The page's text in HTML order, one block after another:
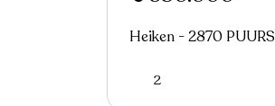
Heiken - 2870 PUURS
2